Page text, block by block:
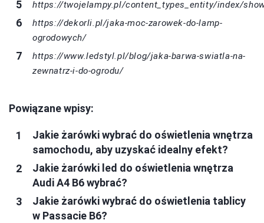
https://twojelampy.pl/content_types_entity/index/
https://dekorli.pl/jaka-moc-zarowek-do-lamp-
ogrodowych/
https://www.ledstyl.pl/blog/jaka-barwa-swiatla-na-
zewnatrz-i-do-ogrodu/
Powiązane wpisy:
Jakie żarówki wybrać do oświetlenia wnętrza
samochodu, aby uzyskać idealny efekt?
Jakie żarówki led do oświetlenia wnętrza
Audi A4 B6 wybrać?
Jakie żarówki wybrać do oświetlenia tablicy
w Passacie B6?